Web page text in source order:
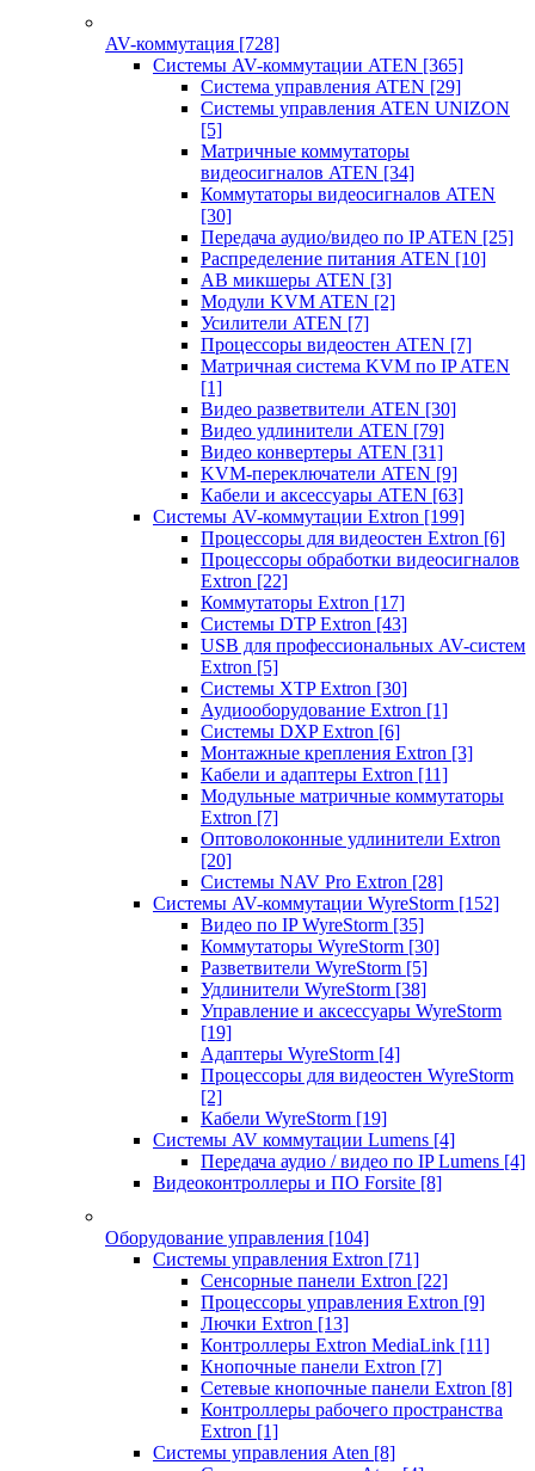
AV-коммутация [728]
Системы AV-коммутации ATEN [365]
Система управления ATEN [29]
Системы управления ATEN UNIZON
[5]
Матричные коммутаторы
видеосигналов ATEN [34]
Коммутаторы видеосигналов ATEN
[30]
Передача аудио/видео по IP ATEN [25]
Распределение питания ATEN [10]
АВ микшеры ATEN [3]
Модули KVM ATEN [2]
Усилители ATEN [7]
Процессоры видеостен ATEN [7]
Матричная система KVM по IP ATEN
[1]
Видео разветвители ATEN [30]
Видео удлинители ATEN [79]
Видео конвертеры ATEN [31]
KVM-переключатели ATEN [9]
Кабели и аксессуары ATEN [63]
Системы AV-коммутации Extron [199]
Процессоры для видеостен Extron [6]
Процессоры обработки видеосигналов
Extron [22]
Коммутаторы Extron [17]
Системы DTP Extron [43]
USB для профессиональных AV-систем
Extron [5]
Системы XTP Extron [30]
Аудиооборудование Extron [1]
Системы DXP Extron [6]
Монтажные крепления Extron [3]
Кабели и адаптеры Extron [11]
Модульные матричные коммутаторы
Extron [7]
Оптоволоконные удлинители Extron
[20]
Системы NAV Pro Extron [28]
Системы AV-коммутации WyreStorm [152]
Видео по IP WyreStorm [35]
Коммутаторы WyreStorm [30]
Разветвители WyreStorm [5]
Удлинители WyreStorm [38]
Управление и аксессуары WyreStorm
[19]
Адаптеры WyreStorm [4]
Процессоры для видеостен WyreStorm
[2]
Кабели WyreStorm [19]
Системы AV коммутации Lumens [4]
Передача аудио / видео по IP Lumens [4]
Видеоконтроллеры и ПО Forsite [8]
Оборудование управления [104]
Системы управления Extron [71]
Сенсорные панели Extron [22]
Процессоры управления Extron [9]
Лючки Extron [13]
Контроллеры Extron MediaLink [11]
Кнопочные панели Extron [7]
Сетевые кнопочные панели Extron [8]
Контроллеры рабочего пространства
Extron [1]
Системы управления Aten [8]